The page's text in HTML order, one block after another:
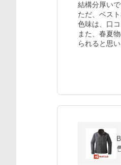
結構分厚い
ただ、ベス
色味は、口
また、春夏
られると思い